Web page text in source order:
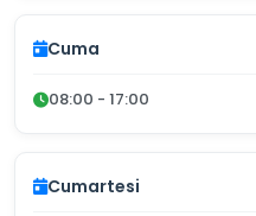
Cuma
08:00 - 17:00
Cumartesi